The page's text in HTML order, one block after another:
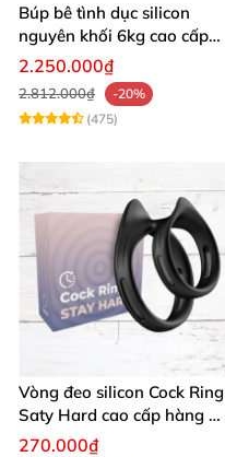
Búp bê tình dục silicon
nguyên khối 6kg cao cấp
giá rẻ mềm mại
2.250.000₫
2.812.000₫
-20%
(475)
Vòng đeo silicon Cock Ring
Saty Hard cao cấp hàng Mỹ
chất lượng
270.000₫